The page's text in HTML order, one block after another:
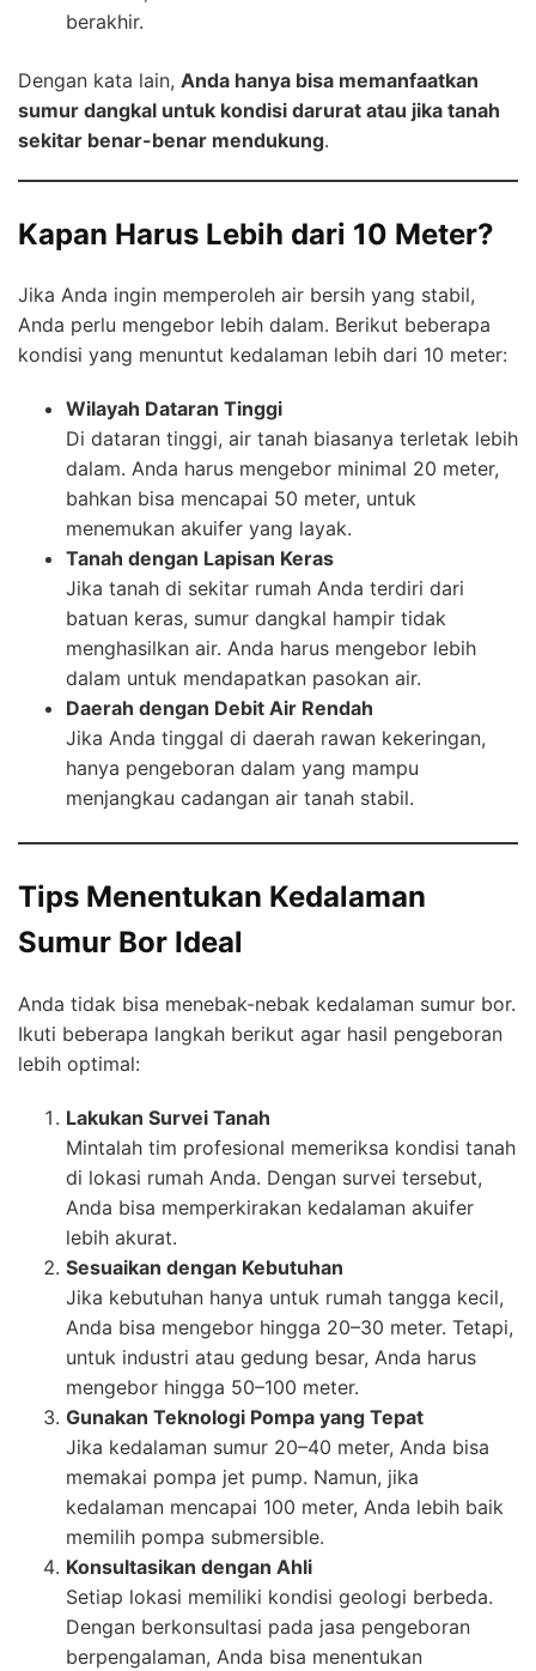
berakhir.
Dengan kata lain, Anda hanya bisa memanfaatkan
sumur dangkal untuk kondisi darurat atau jika tanah
sekitar benar-benar mendukung.
Kapan Harus Lebih dari 10 Meter?
Jika Anda ingin memperoleh air bersih yang stabil,
Anda perlu mengebor lebih dalam. Berikut beberapa
kondisi yang menuntut kedalaman lebih dari 10 meter:
Wilayah Dataran Tinggi
Di dataran tinggi, air tanah biasanya terletak lebih
dalam. Anda harus mengebor minimal 20 meter,
bahkan bisa mencapai 50 meter, untuk
menemukan akuifer yang layak.
Tanah dengan Lapisan Keras
Jika tanah di sekitar rumah Anda terdiri dari
batuan keras, sumur dangkal hampir tidak
menghasilkan air. Anda harus mengebor lebih
dalam untuk mendapatkan pasokan air.
Daerah dengan Debit Air Rendah
Jika Anda tinggal di daerah rawan kekeringan,
hanya pengeboran dalam yang mampu
menjangkau cadangan air tanah stabil.
Tips Menentukan Kedalaman
Sumur Bor Ideal
Anda tidak bisa menebak-nebak kedalaman sumur bor.
Ikuti beberapa langkah berikut agar hasil pengeboran
lebih optimal:
Lakukan Survei Tanah
Mintalah tim profesional memeriksa kondisi tanah
di lokasi rumah Anda. Dengan survei tersebut,
Anda bisa memperkirakan kedalaman akuifer
lebih akurat.
Sesuaikan dengan Kebutuhan
Jika kebutuhan hanya untuk rumah tangga kecil,
Anda bisa mengebor hingga 20–30 meter. Tetapi,
untuk industri atau gedung besar, Anda harus
mengebor hingga 50–100 meter.
Gunakan Teknologi Pompa yang Tepat
Jika kedalaman sumur 20–40 meter, Anda bisa
memakai pompa jet pump. Namun, jika
kedalaman mencapai 100 meter, Anda lebih baik
memilih pompa submersible.
Konsultasikan dengan Ahli
Setiap lokasi memiliki kondisi geologi berbeda.
Dengan berkonsultasi pada jasa pengeboran
berpengalaman, Anda bisa menentukan